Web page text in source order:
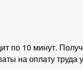
по 10 минут.
на оплату труда